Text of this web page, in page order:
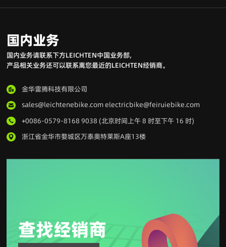
国内业务
国内业务请联系下方LEICHTEN中国业务部,
产品相关业务还可以联系离您最近的LEICHTEN经销商。
金华雷腾科技有限公司
sales@leichtenebike.com electricbike@feiruiebike.com
+0086-0579-8168 9038 (北京时间上午 8 时至下午 16 时)
浙江省金华市婺城区万泰奥特莱斯A座13楼
查找经销商